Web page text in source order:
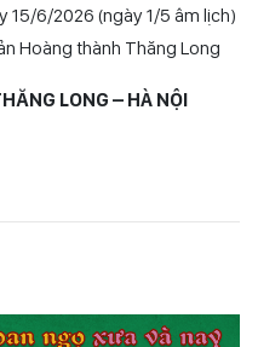
15/6/2026 (ngày 1/5 âm lịch)
Hoàng thành Thăng Long
LONG – HÀ NỘI